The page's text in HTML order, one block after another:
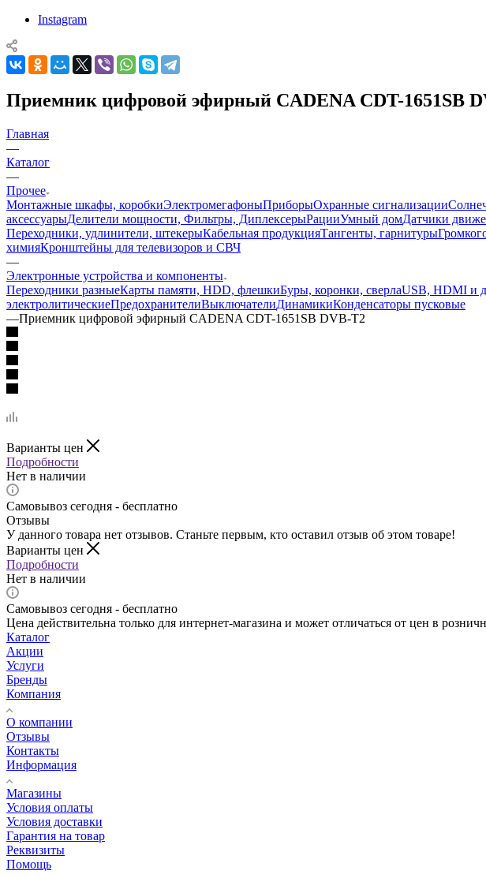
Instagram
Приемник цифровой эфирный CADENA CDT-1651SB
Главная
—
Каталог
—
Прочее
Монтажные шкафы, коробкиЭлектромегафоныПриборыОхранные сигнализации
аксессуарыДелители мощности, Фильтры, ДиплексерыРацииУмный домДатчики
Переходники, удлинители, штекерыКабельная продукцияТангенты, гарнитуры
химияКронштейны для телевизоров и СВЧ
—
Электронные устройства и компоненты
Переходники разныеКарты памяти, HDD, флешкиБуры, коронки, сверлаUSB, HDMI и
электролитическиеПредохранителиВыключателиДинамикиКонденсаторы пусковые
—Приемник цифровой эфирный CADENA CDT-1651SB DVB-T2
Варианты цен
Подробности
Нет в наличии
Самовывоз сегодня - бесплатно
Отзывы
У данного товара нет отзывов. Станьте первым, кто оставил отзыв об этом товаре!
Варианты цен
Подробности
Нет в наличии
Самовывоз сегодня - бесплатно
Цена действительна только для интернет-магазина и может отличаться от цен в
Каталог
Акции
Услуги
Бренды
Компания
О компании
Отзывы
Контакты
Информация
Магазины
Условия оплаты
Условия доставки
Гарантия на товар
Реквизиты
Помощь